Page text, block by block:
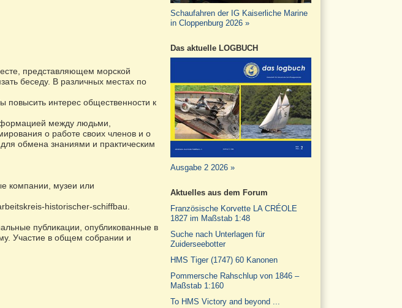
представляющем морской
беседу. В различных местах по
повысить интерес общественности к
между людьми,
о работе своих членов и о
обмена знаниями и практическим
компании, музеи или
historischer-schiffbau.
публикации, опубликованные в
Участие в общем собрании и
Schaufahren der IG Kaiserliche Marine
in Cloppenburg 2026 »
Das aktuelle LOGBUCH
Ausgabe 2 2026 »
Aktuelles aus dem Forum
Französische Korvette LA CRÉOLE
1827 im Maßstab 1:48
Suche nach Unterlagen für
Zuiderseebotter
HMS Tiger (1747) 60 Kanonen
Pommersche Rahschlup von 1846 –
Maßstab 1:160
To HMS Victory and beyond ...